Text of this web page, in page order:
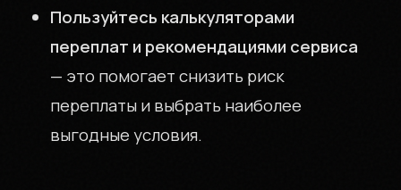
Пользуйтесь калькуляторами
переплат и рекомендациями сервиса
— это помогает снизить риск
переплаты и выбрать наиболее
выгодные условия.